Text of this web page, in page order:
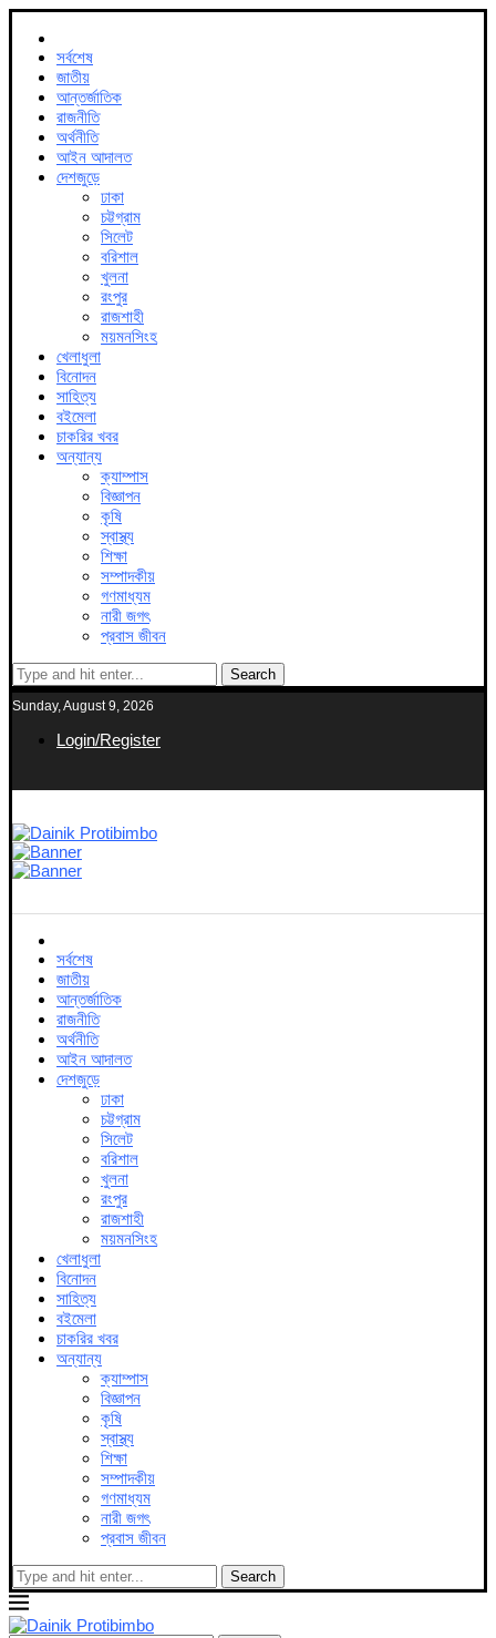
সর্বশেষ
জাতীয়
আন্তর্জাতিক
রাজনীতি
অর্থনীতি
আইন আদালত
দেশজুড়ে
ঢাকা
চট্টগ্রাম
সিলেট
বরিশাল
খুলনা
রংপুর
রাজশাহী
ময়মনসিংহ
খেলাধুলা
বিনোদন
সাহিত্য
বইমেলা
চাকরির খবর
অন্যান্য
ক্যাম্পাস
বিজ্ঞাপন
কৃষি
স্বাস্থ্য
শিক্ষা
সম্পাদকীয়
গণমাধ্যম
নারী জগৎ
প্রবাস জীবন
Search
Sunday, August 9, 2026
Login/Register
সর্বশেষ
জাতীয়
আন্তর্জাতিক
রাজনীতি
অর্থনীতি
আইন আদালত
দেশজুড়ে
ঢাকা
চট্টগ্রাম
সিলেট
বরিশাল
খুলনা
রংপুর
রাজশাহী
ময়মনসিংহ
খেলাধুলা
বিনোদন
সাহিত্য
বইমেলা
চাকরির খবর
অন্যান্য
ক্যাম্পাস
বিজ্ঞাপন
কৃষি
স্বাস্থ্য
শিক্ষা
সম্পাদকীয়
গণমাধ্যম
নারী জগৎ
প্রবাস জীবন
Search